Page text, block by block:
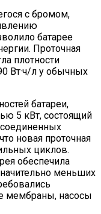
с бромом,
батарее
Проточная
плотности
Вт·ч/л у обычных
батареи,
5 кВт, состоящий
новая проточная
циклов.
обеспечила
меньших
мембраны, насосы